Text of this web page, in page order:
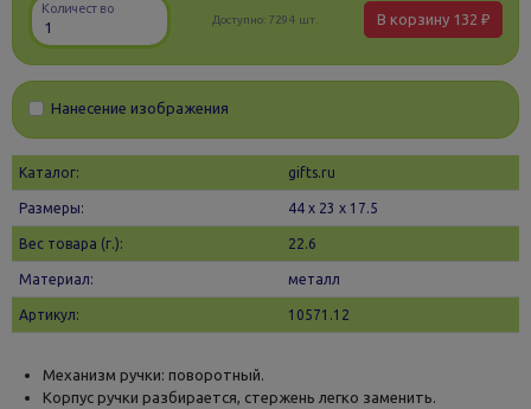
Количество
Доступно: 7294 шт. В корзину 132 ₽
Нанесение изображения
Каталог: gifts.ru
Размеры: 44 х 23 x 17.5
Вес товара (г.): 22.6
Материал: металл
Артикул: 10571.12
Механизм ручки: поворотный.
Корпус ручки разбирается, стержень легко заменить.